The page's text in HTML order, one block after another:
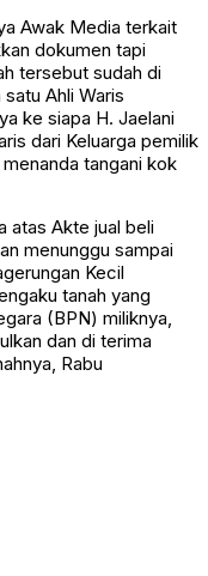
Awak Media terkait
dokumen tapi
tersebut sudah di
Ahli Waris
ke siapa H. Jaelani
dari Keluarga pemilik
tangani kok
atas Akte jual beli
menunggu sampai
Kecil
tanah yang
(BPN) miliknya,
dan di terima
Rabu